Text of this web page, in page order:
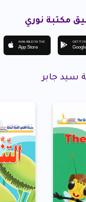
مكتبة نوري
AVAILABLE ON THE
App Store
GET IT ON
سيد جابر